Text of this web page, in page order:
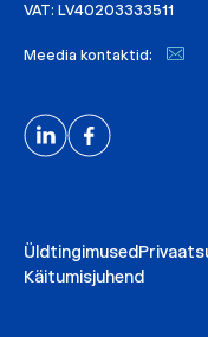
VAT: LV40203333511
Meedia kontaktid:
Üldtingimused
Käitumisjuhend